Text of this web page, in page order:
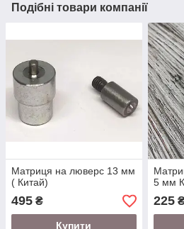
Подібні товари компанії
Матриця на люверс 13 мм
( Китай)
495 ₴
Купити
5 мм
225